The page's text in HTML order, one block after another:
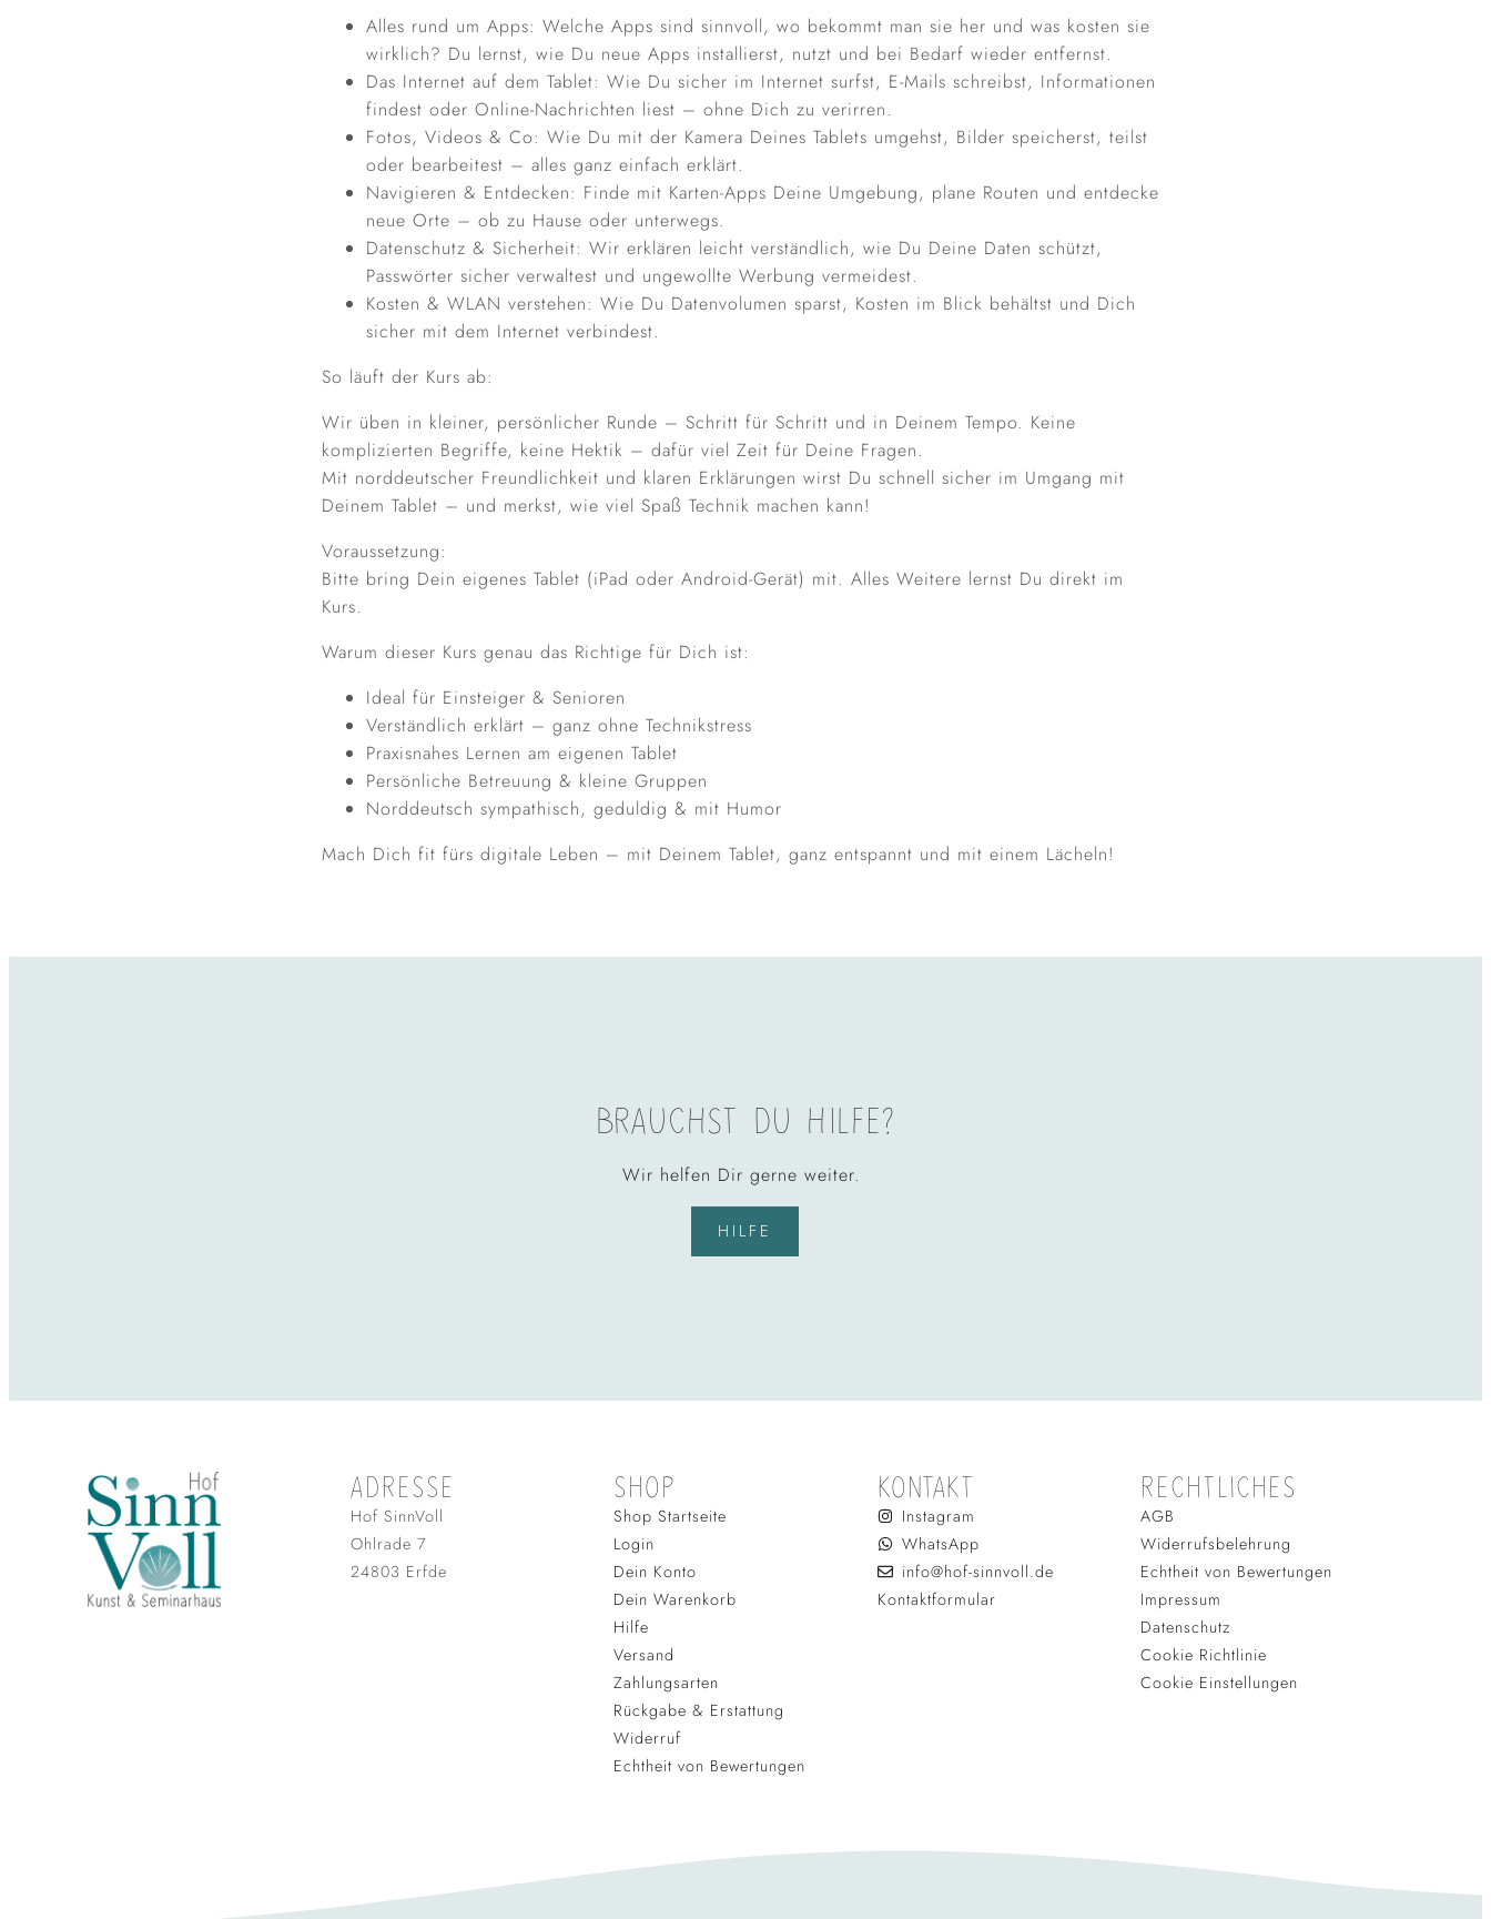
Alles rund um Apps: Welche Apps sind sinnvoll, wo bekommt man sie her und was kosten sie
wirklich? Du lernst, wie Du neue Apps installierst, nutzt und bei Bedarf wieder entfernst.
Das Internet auf dem Tablet: Wie Du sicher im Internet surfst, E-Mails schreibst, Informationen
findest oder Online-Nachrichten liest – ohne Dich zu verirren.
Fotos, Videos & Co: Wie Du mit der Kamera Deines Tablets umgehst, Bilder speicherst, teilst
oder bearbeitest – alles ganz einfach erklärt.
Navigieren & Entdecken: Finde mit Karten-Apps Deine Umgebung, plane Routen und entdecke
neue Orte – ob zu Hause oder unterwegs.
Datenschutz & Sicherheit: Wir erklären leicht verständlich, wie Du Deine Daten schützt,
Passwörter sicher verwaltest und ungewollte Werbung vermeidest.
Kosten & WLAN verstehen: Wie Du Datenvolumen sparst, Kosten im Blick behältst und Dich
sicher mit dem Internet verbindest.
So läuft der Kurs ab:
Wir üben in kleiner, persönlicher Runde – Schritt für Schritt und in Deinem Tempo. Keine
komplizierten Begriffe, keine Hektik – dafür viel Zeit für Deine Fragen.
Mit norddeutscher Freundlichkeit und klaren Erklärungen wirst Du schnell sicher im Umgang mit
Deinem Tablet – und merkst, wie viel Spaß Technik machen kann!
Voraussetzung:
Bitte bring Dein eigenes Tablet (iPad oder Android-Gerät) mit. Alles Weitere lernst Du direkt im
Kurs.
Warum dieser Kurs genau das Richtige für Dich ist:
Ideal für Einsteiger & Senioren
Verständlich erklärt – ganz ohne Technikstress
Praxisnahes Lernen am eigenen Tablet
Persönliche Betreuung & kleine Gruppen
Norddeutsch sympathisch, geduldig & mit Humor
Mach Dich fit fürs digitale Leben – mit Deinem Tablet, ganz entspannt und mit einem Lächeln!
BRAUCHST DU HILFE?
Wir helfen Dir gerne weiter.
HILFE
ADRESSE
Hof SinnVoll
Ohlrade 7
24803 Erfde
SHOP
Shop Startseite
Login
Dein Konto
Dein Warenkorb
Hilfe
Versand
Zahlungsarten
Rückgabe & Erstattung
Widerruf
Echtheit von Bewertungen
KONTAKT
Instagram
WhatsApp
info@hof-sinnvoll.de
Kontaktformular
RECHTLICHES
AGB
Widerrufsbelehrung
Echtheit von Bewertungen
Impressum
Datenschutz
Cookie Richtlinie
Cookie Einstellungen